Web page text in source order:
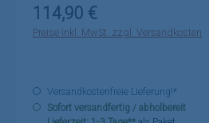
Regulärer Preis:
114,90 €
Preise inkl. MwSt. zzgl. Versandkosten
Versandkostenfreie Lieferung!*
Sofort versandfertig / abholbereit